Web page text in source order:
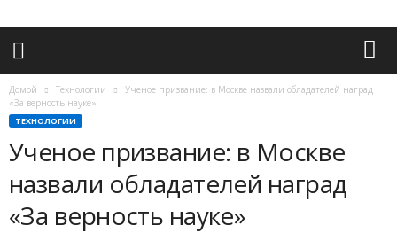
ж
Домой Технологии
Ученое призвание: в Москве назвали обладателей наград
«За верность науке»
ТЕХНОЛОГИИ
Ученое призвание: в Москве
назвали обладателей наград
«За верность науке»